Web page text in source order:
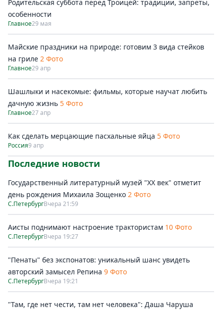
Родительская суббота перед Троицей: традиции, запреты,
особенности
Главное29 мая
Майские праздники на природе: готовим 3 вида стейков
на гриле 2 Фото
Главное29 апр
Шашлыки и насекомые: фильмы, которые научат любить
дачную жизнь 5 Фото
Главное27 апр
Как сделать мерцающие пасхальные яйца 5 Фото
Россия9 апр
Последние новости
Государственный литературный музей "ХХ век" отметит
день рождения Михаила Зощенко 2 Фото
С.ПетербургВчера 21:59
Аисты поднимают настроение трактористам 10 Фото
С.ПетербургВчера 19:27
"Пенаты" без экспонатов: уникальный шанс увидеть
авторский замысел Репина 9 Фото
С.ПетербургВчера 19:21
"Там, где нет чести, там нет человека": Даша Чаруша